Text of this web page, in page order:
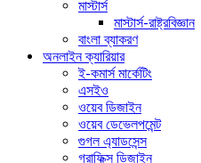
মাস্টার্স
মাস্টার্স-রাষ্ট্রবিজ্ঞান
বাংলা ব্যাকরণ
অনলাইন ক্যারিয়ার
ই-কমার্স মার্কেটিং
এসইও
ওয়েব ডিজাইন
ওয়েব ডেভেলপমেন্ট
গুগল এ্যাডসেন্স
গ্রাফিক্স ডিজাইন